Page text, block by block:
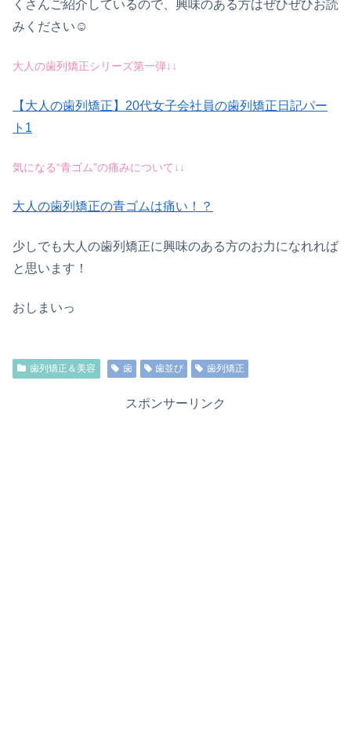
くさんご紹介しているので、興味のある方はぜひぜひお読
みください☺︎
大人の歯列矯正シリーズ第一弾↓↓
【大人の歯列矯正】20代女子会社員の歯列矯正日記パー
ト1
気になる“青ゴム”の痛みについて↓↓
大人の歯列矯正の青ゴムは痛い！？
少しでも大人の歯列矯正に興味のある方のお力になれれば
と思います！
おしまいっ
歯列矯正＆美容 歯 歯並び 歯列矯正
スポンサーリンク